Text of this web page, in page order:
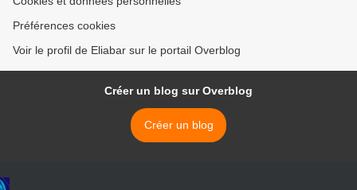
Préférences cookies
Voir le profil de Eliabar sur le portail Overblog
Créer un blog sur Overblog
Créer un blog